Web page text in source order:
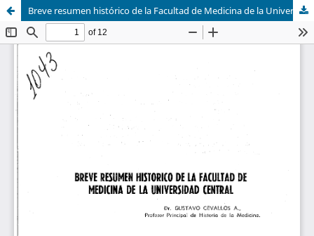
Breve resumen histórico de la Facultad de Medicina de la Universidad Central